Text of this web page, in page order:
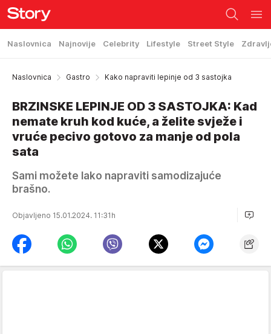
Naslovnica Najnovije Celebrity Lifestyle Street Style
Naslovnica Gastro Kako napraviti lepinje od 3 sastojka
BRZINSKE LEPINJE OD 3 SASTOJKA: Kad
nemate kruh kod kuće, a želite svježe i
vruće pecivo gotovo za manje od pola
sata
Sami možete lako napraviti samodizajuće
brašno.
Objavljeno 15.01.2024. 11:31h